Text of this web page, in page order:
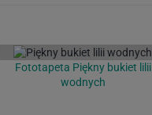
Fototapeta Piękny bukiet lilii
wodnych